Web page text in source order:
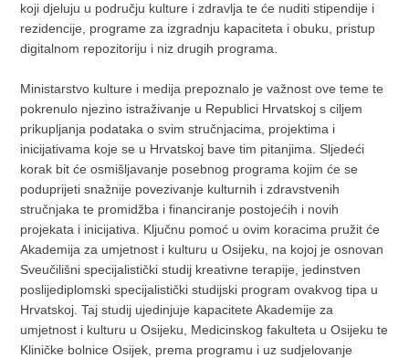
koji djeluju u području kulture i zdravlja te će nuditi stipendije i
rezidencije, programe za izgradnju kapaciteta i obuku, pristup
digitalnom repozitoriju i niz drugih programa.
Ministarstvo kulture i medija prepoznalo je važnost ove teme te
pokrenulo njezino istraživanje u Republici Hrvatskoj s ciljem
prikupljanja podataka o svim stručnjacima, projektima i
inicijativama koje se u Hrvatskoj bave tim pitanjima. Sljedeći
korak bit će osmišljavanje posebnog programa kojim će se
poduprijeti snažnije povezivanje kulturnih i zdravstvenih
stručnjaka te promidžba i financiranje postojećih i novih
projekata i inicijativa. Ključnu pomoć u ovim koracima pružit će
Akademija za umjetnost i kulturu u Osijeku, na kojoj je osnovan
Sveučilišni specijalistički studij kreativne terapije, jedinstven
poslijediplomski specijalistički studijski program ovakvog tipa u
Hrvatskoj. Taj studij ujedinjuje kapacitete Akademije za
umjetnost i kulturu u Osijeku, Medicinskog fakulteta u Osijeku te
Kliničke bolnice Osijek, prema programu i uz sudjelovanje